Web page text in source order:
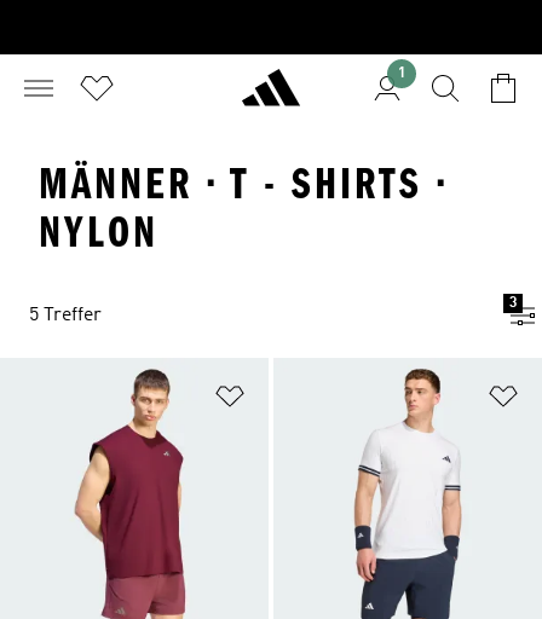
1
MÄNNER · T - SHIRTS ·
NYLON
5 Treffer
3
Zur Wunschliste hinzufügen